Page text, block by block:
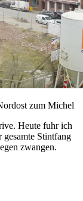
zum Michel
Heute fuhr ich
gesamte Stintfang
zwangen.